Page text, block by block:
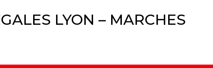
LYON – MARCHES